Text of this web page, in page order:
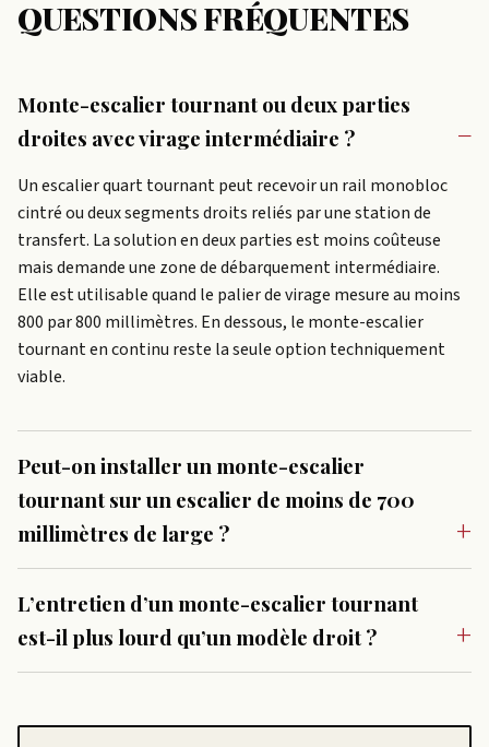
QUESTIONS FRÉQUENTES
Monte-escalier tournant ou deux parties
droites avec virage intermédiaire ?
Un escalier quart tournant peut recevoir un rail monobloc
cintré ou deux segments droits reliés par une station de
transfert. La solution en deux parties est moins coûteuse
mais demande une zone de débarquement intermédiaire.
Elle est utilisable quand le palier de virage mesure au moins
800 par 800 millimètres. En dessous, le monte-escalier
tournant en continu reste la seule option techniquement
viable.
Peut-on installer un monte-escalier
tournant sur un escalier de moins de 700
millimètres de large ?
L’entretien d’un monte-escalier tournant
est-il plus lourd qu’un modèle droit ?